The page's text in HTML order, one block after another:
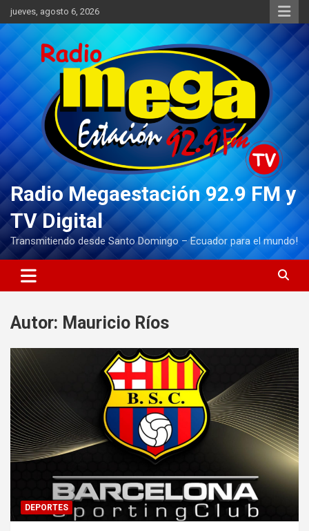
Saltar
al
contenido
jueves, agosto 6, 2026
Radio Megaestación 92.9 FM y
TV Digital
Transmitiendo desde Santo Domingo – Ecuador para el mundo!
Autor: Mauricio Ríos
DEPORTES